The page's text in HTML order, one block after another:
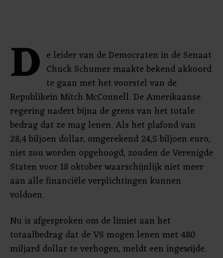
D e leider van de Democraten in de Senaat
Chuck Schumer maakte bekend akkoord
te gaan met het voorstel van de
Republikein Mitch McConnell. De Amerikaanse
regering nadert bijna de grens van het totale
bedrag dat ze mag lenen. Als het plafond van
28,4 biljoen dollar, omgerekend 24,5 biljoen euro,
niet zou worden opgehoogd, zouden de Verenigde
Staten voor 18 oktober waarschijnlijk niet meer
aan alle financiële verplichtingen kunnen
voldoen.
Nu is afgesproken om de limiet aan het
totaalbedrag dat de VS mogen lenen met 480
miljard dollar te verhogen, meldt een ingewijde.